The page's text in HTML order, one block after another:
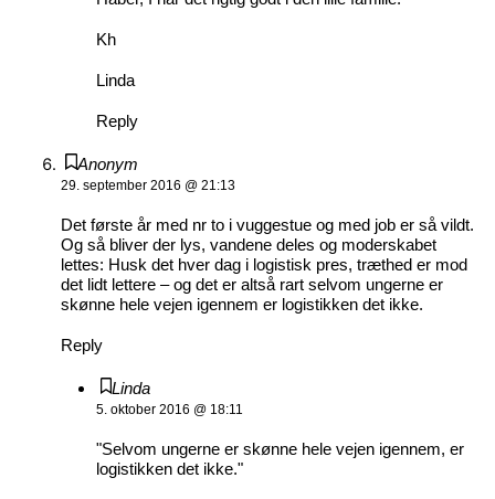
Kh
Linda
Reply
Anonym
29. september 2016 @ 21:13
Det første år med nr to i vuggestue og med job er så vildt.
Og så bliver der lys, vandene deles og moderskabet
lettes: Husk det hver dag i logistisk pres, træthed er mod
det lidt lettere – og det er altså rart selvom ungerne er
skønne hele vejen igennem er logistikken det ikke.
Reply
Linda
5. oktober 2016 @ 18:11
"Selvom ungerne er skønne hele vejen igennem, er
logistikken det ikke."